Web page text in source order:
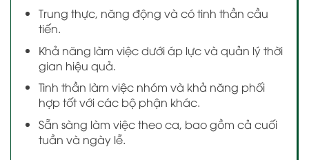
Trung thực, năng động và có tinh thần cầu
tiến.
Khả năng làm việc dưới áp lực và quản lý thời
gian hiệu quả.
Tinh thần làm việc nhóm và khả năng phối
hợp tốt với các bộ phận khác.
Sẵn sàng làm việc theo ca, bao gồm cả cuối
tuần và ngày lễ.